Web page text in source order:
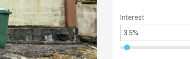
Interest